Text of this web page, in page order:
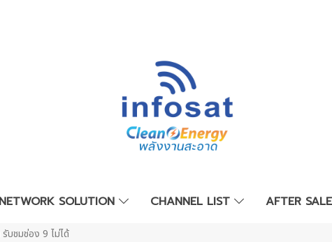
NETWORK SOLUTION CHANNEL LIST AFTER
บชมช่อง 9 ไม่ได้